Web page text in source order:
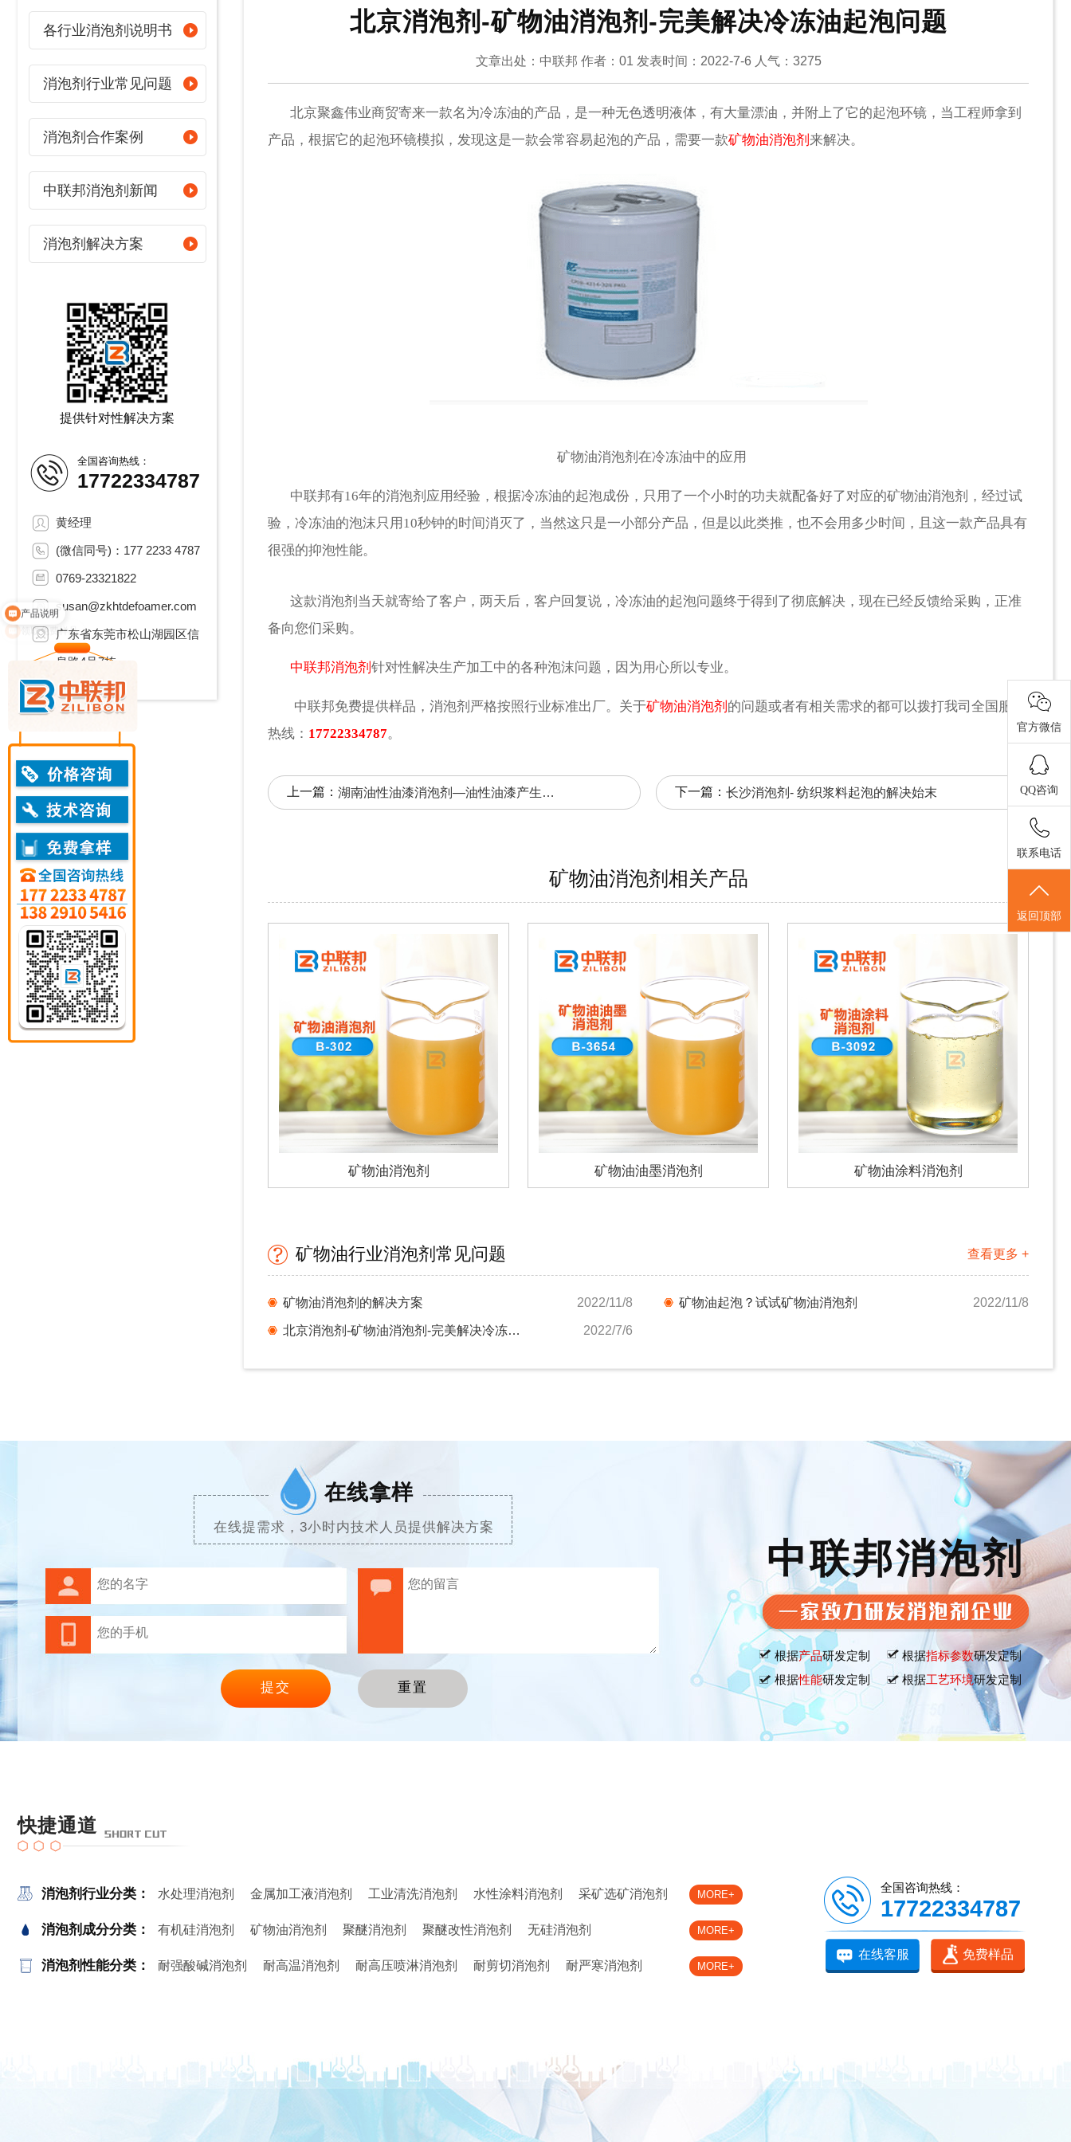
各行业消泡剂说明书
消泡剂行业常见问题
消泡剂合作案例
中联邦消泡剂新闻
消泡剂解决方案
提供针对性解决方案
全国咨询热线：
17722334787
黄经理
(微信同号)：177 2233 4787
0769-23321822
susan@zkhtdefoamer.com
广东省东莞市松山湖园区信
息路4号7栋
北京消泡剂-矿物油消泡剂-完美解决冷冻油起泡问题
文章出处：中联邦 作者：01 发表时间：2022-7-6 人气： 3275
北京聚鑫伟业商贸寄来一款名为冷冻油的产品，是一种无色透明液体，有大量漂油，并附上了它的起泡环镜，当工程师拿到
产品，根据它的起泡环镜模拟，发现这是一款会常容易起泡的产品，需要一款矿物油消泡剂 来解决。
矿物油消泡剂在冷冻油中的应用
中联邦有16年的消泡剂应用经验，根据冷冻油的起泡成份，只用了一个小时的功夫就配备好了对应的矿物油消泡剂，经过试
验，冷冻油的泡沫只用10秒钟的时间消灭了，当然这只是一小部分产品，但是以此类推，也不会用多少时间，且这一款产品具有
很强的抑泡性能。
这款消泡剂当天就寄给了客户，两天后，客户回复说，冷冻油的起泡问题终于得到了彻底解决，现在已经反馈给采购，正准
备向您们采购。
中联邦消泡剂 针对性解决生产加工中的各种泡沫问题，因为用心所以专业。
中联邦免费提供样品，消泡剂严格按照行业标准出厂。关于矿物油消泡剂 的问题或者有相关需求的都可以拨打我司全国服务
热线： 17722334787。
上一篇： 湖南油性油漆消泡剂—油性油漆产生泡沫解决方法 下一篇： 长沙消泡剂- 纺织浆料起泡的解决始末
矿物油消泡剂相关产品
矿物油消泡剂 矿物油油墨消泡剂 矿物油涂料消泡剂
矿物油行业消泡剂常见问题 查看更多 +
矿物油消泡剂的解决方案 2022/11/8 矿物油起泡？试试矿物油消泡剂 2022/11/8
北京消泡剂-矿物油消泡剂-完美解决冷冻油起泡... 2022/7/6
在线拿样
在线提需求，3小时内技术人员提供解决方案
中联邦消泡剂
根据产品研发定制 根据指标参数研发定制
根据性能研发定制 根据工艺环境研发定制
快捷通道
消泡剂行业分类： 水处理消泡剂 金属加工液消泡剂 工业清洗消泡剂 水性涂料消泡剂 采矿选矿消泡剂 MORE+
消泡剂成分分类： 有机硅消泡剂 矿物油消泡剂 聚醚消泡剂 聚醚改性消泡剂 无硅消泡剂 MORE+
消泡剂性能分类： 耐强酸碱消泡剂 耐高温消泡剂 耐高压喷淋消泡剂 耐剪切消泡剂 耐严寒消泡剂 MORE+
全国咨询热线：
17722334787
在线客服 免费样品
官方微信
QQ咨询
联系电话
返回顶部
领取免费样品